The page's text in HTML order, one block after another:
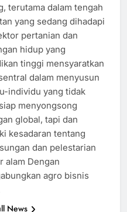
terutama dalam tengah
yang sedang dihadapi
pertanian dan
hidup yang
tinggi mensyaratkan
dalam menyusun
individu yang tidak
menyongsong
global, tapi dan
kesadaran tentang
dan pelestarian
alam Dengan
agro bisnis
News